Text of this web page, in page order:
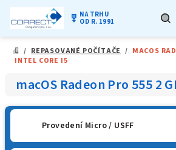
obsah
military_tech NA TRHU
OD R. 1991
DOMŮ
/ REPASOVANÉ POČÍTAČE / MACOS
INTEL CORE I5
macOS Radeon Pro 555 2
Provedení Micro / USFF